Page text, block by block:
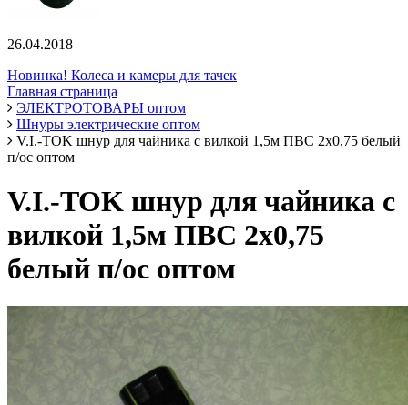
26.04.2018
Новинка! Колеса и камеры для тачек
Главная страница
ЭЛЕКТРОТОВАРЫ оптом
Шнуры электрические оптом
V.I.-TOK шнур для чайника с вилкой 1,5м ПВС 2х0,75 белый
п/ос оптом
V.I.-TOK шнур для чайника с
вилкой 1,5м ПВС 2х0,75
белый п/ос оптом